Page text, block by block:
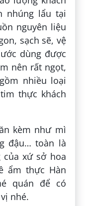
nhúng lẩu tại
nguyên liệu
sạch sẽ, vệ
dùng được
nên rất ngọt,
nhiều loại
thực khách
kèm như mì
đậu… toàn là
xứ sở hoa
ẩm thực Hàn
quán để có
nhé.